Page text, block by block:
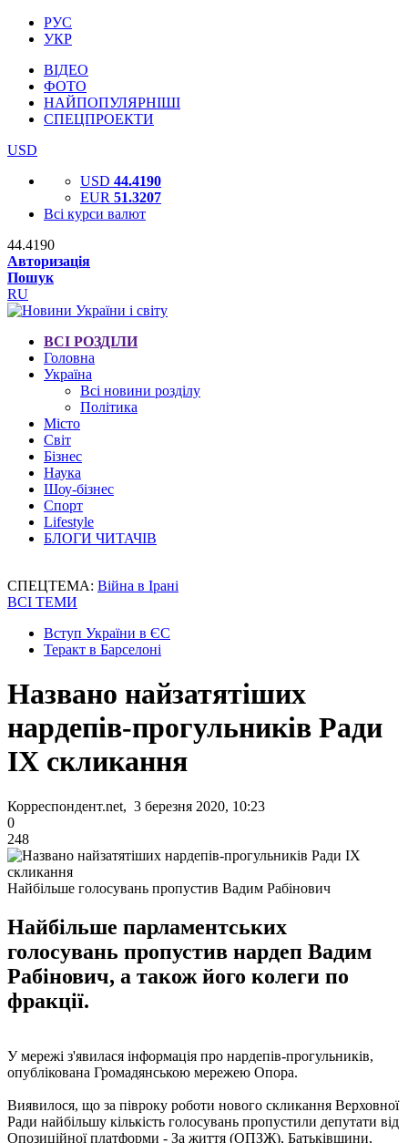
РУС
УКР
ВІДЕО
ФОТО
НАЙПОПУЛЯРНІШІ
СПЕЦПРОЕКТИ
USD
USD 44.4190
EUR 51.3207
Всі курси валют
44.4190
Авторизація
Пошук
RU
ВСІ РОЗДІЛИ
Головна
Україна
Всі новини розділу
Політика
Місто
Світ
Бізнес
Наука
Шоу-бізнес
Спорт
Lifestyle
БЛОГИ ЧИТАЧІВ
СПЕЦТЕМА: Війна в Ірані
ВСІ ТЕМИ
Вступ України в ЄС
Теракт в Барселоні
Названо найзатятіших
нардепів-прогульників Ради
IX скликання
Корреспондент.net, 3 березня 2020, 10:23
0
248
Найбільше голосувань пропустив Вадим Рабінович
Найбільше парламентських
голосувань пропустив нардеп Вадим
Рабінович, а також його колеги по
фракції.
У мережі з'явилася інформація про нардепів-прогульників,
опублікована Громадянською мережею Опора.
Виявилося, що за півроку роботи нового скликання Верховної
Ради найбільшу кількість голосувань пропустили депутати від
Опозиційної платформи - За життя (ОПЗЖ), Батьківщини,